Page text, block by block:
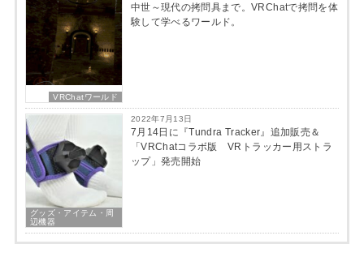
VRChatワールド
中世～現代の拷問具まで。VRChatで拷問を体
験して学べるワールド。
グッズ・アイテム・周
辺機器
2022年7月13日
7月14日に『Tundra Tracker』追加販売＆
「VRChatコラボ版 VRトラッカー用ストラ
ップ」発売開始